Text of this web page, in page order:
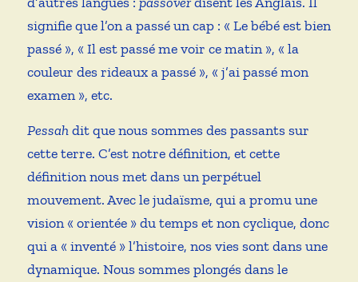
signifie que l’on a passé un cap : « Le bébé est bien
passé », « Il est passé me voir ce matin », « la
couleur des rideaux a passé », « j’ai passé mon
examen », etc.
Pessahdit que nous sommes des passants sur
cette terre. C’est notre définition, et cette
définition nous met dans un perpétuel
mouvement. Avec le judaïsme, qui a promu une
vision « orientée » du temps et non cyclique, donc
qui a « inventé » l’histoire, nos vies sont dans une
dynamique. Nous sommes plongés dans le